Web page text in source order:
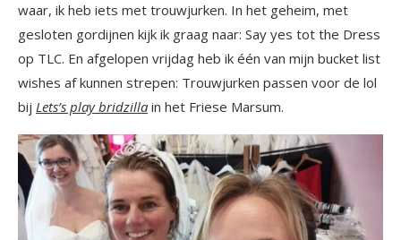
waar, ik heb iets met trouwjurken. In het geheim, met
gesloten gordijnen kijk ik graag naar: Say yes tot the Dress
op TLC. En afgelopen vrijdag heb ik één van mijn bucket list
wishes af kunnen strepen: Trouwjurken passen voor de lol
bij Lets’s play bridzilla in het Friese Marsum.